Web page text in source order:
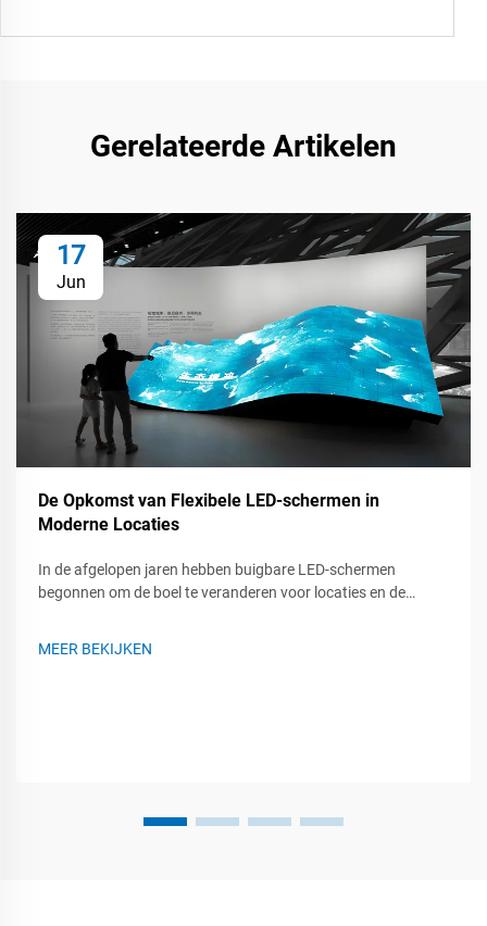
Gerelateerde Artikelen
17
Jun
De Opkomst van Flexibele LED-schermen in
Moderne Locaties
In de afgelopen jaren hebben buigbare LED-schermen
begonnen om de boel te veranderen voor locaties en de
MEER BEKIJKEN